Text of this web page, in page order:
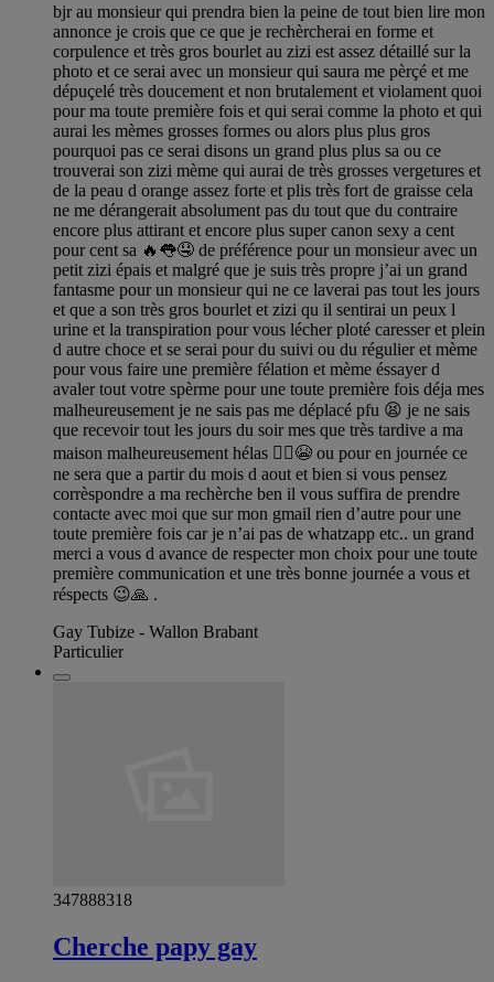
bjr au monsieur qui prendra bien la peine de tout bien lire mon
annonce je crois que ce que je rechèrcherai en forme et
corpulence et très gros bourlet au zizi est assez détaillé sur la
photo et ce serai avec un monsieur qui saura me pèrçé et me
dépuçelé très doucement et non brutalement et violament quoi
pour ma toute première fois et qui serai comme la photo et qui
aurai les mèmes grosses formes ou alors plus plus gros
pourquoi pas ce serai disons un grand plus plus sa ou ce
trouverai son zizi mème qui aurai de très grosses vergetures et
de la peau d orange assez forte et plis très fort de graisse cela
ne me dérangerait absolument pas du tout que du contraire
encore plus attirant et encore plus super canon sexy a cent
pour cent sa 🔥👅🤤 de préférence pour un monsieur avec un
petit zizi épais et malgré que je suis très propre j’ai un grand
fantasme pour un monsieur qui ne ce laverai pas tout les jours
et que a son très gros bourlet et zizi qu il sentirai un peux l
urine et la transpiration pour vous lécher ploté caresser et plein
d autre choce et se serai pour du suivi ou du régulier et mème
pour vous faire une première félation et mème éssayer d
avaler tout votre spèrme pour une toute première fois déja mes
malheureusement je ne sais pas me déplacé pfu 😫 je ne sais
que recevoir tout les jours du soir mes que très tardive a ma
maison malheureusement hélas 🤷‍♀️😭 ou pour en journée ce
ne sera que a partir du mois d aout et bien si vous pensez
corrèspondre a ma rechèrche ben il vous suffira de prendre
contacte avec moi que sur mon gmail rien d’autre pour une
toute première fois car je n’ai pas de whatzapp etc.. un grand
merci a vous d avance de respecter mon choix pour une toute
première communication et une très bonne journée a vous et
réspects 😉🙏 .
Gay Tubize - Wallon Brabant
Particulier
347888318
Cherche papy gay